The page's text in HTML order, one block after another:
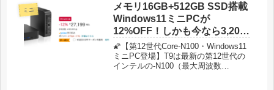
ミニ
メモリ16GB+512GB SSD搭載
Windows11ミニPCが
12%OFF！しかも今なら3,200
円OFFクーポン付きでタイム
セール特価23,999円！
🌠【第12世代Core-N100・Windows11
ミニPC登場】T9は最新の第12世代の
インテルの-N100（最大周波数